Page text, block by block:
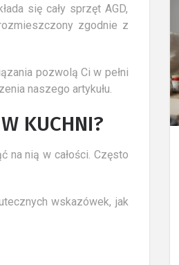
się cały sprzęt AGD,
zgodnie z
pozwolą Ci w pełni
naszego artykułu.
KUCHNI?
na nią w całości. Często
wskazówek, jak
starego drewnianego